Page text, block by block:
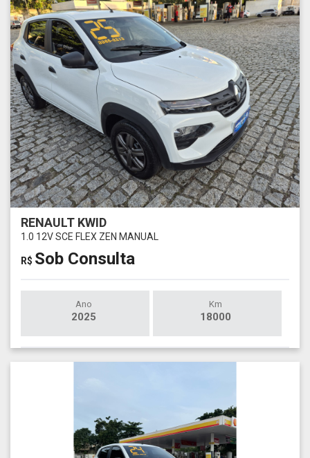
RENAULT KWID
1.0 12V SCE FLEX ZEN MANUAL
R$ Sob Consulta
Ano
2025
Km
18000